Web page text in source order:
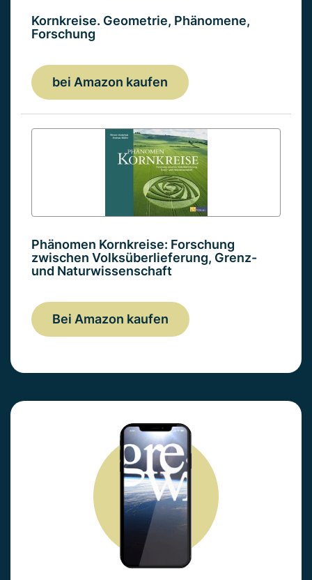
Kornkreise. Geometrie, Phänomene,
Forschung
bei Amazon kaufen
Phänomen Kornkreise: Forschung
zwischen Volksüberlieferung, Grenz-
und Naturwissenschaft
Bei Amazon kaufen